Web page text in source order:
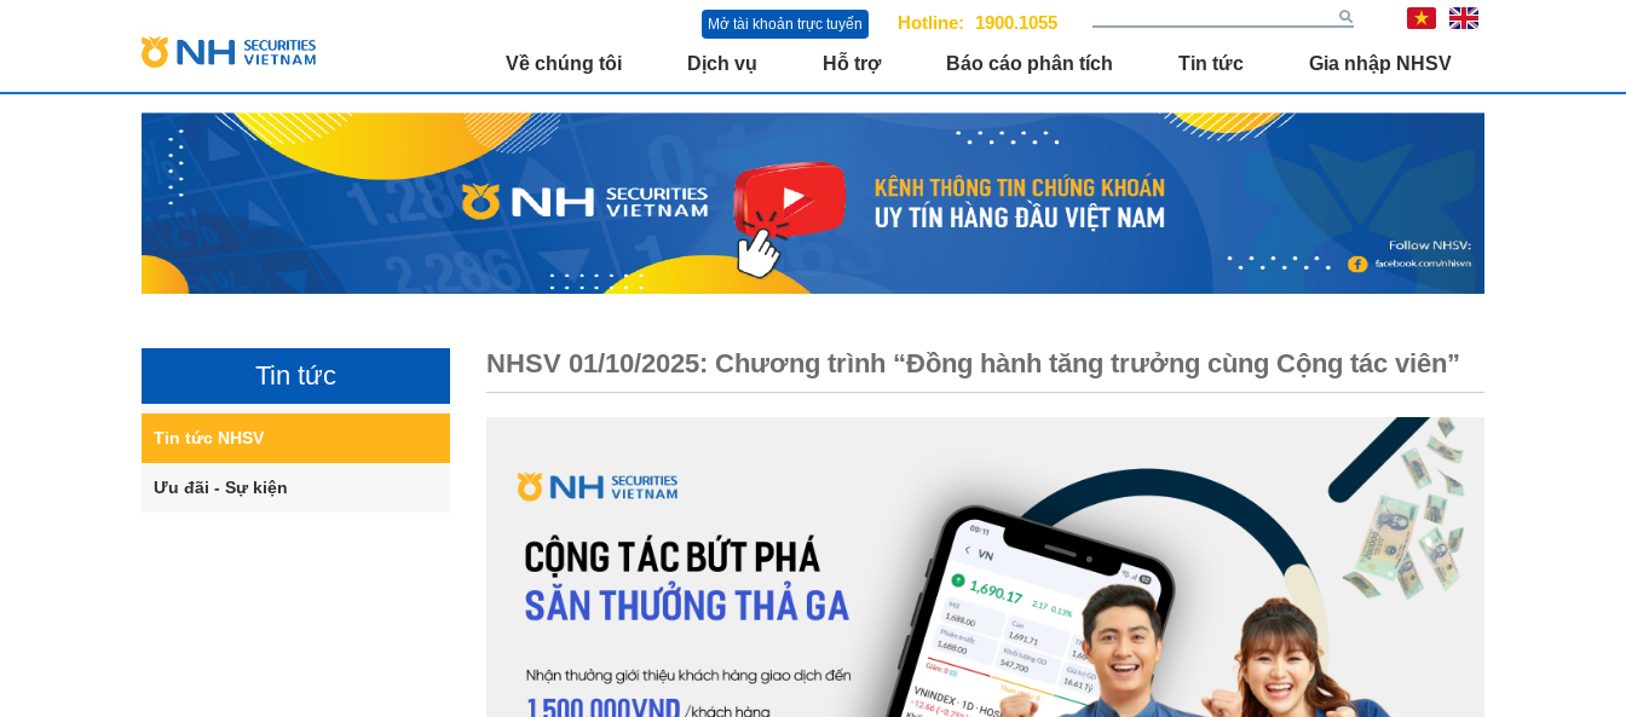
Mở tài khoản trực tuyến Hotline:
1900.1055
Về chúng tôi
Dịch vụ Hỗ trợ Báo cáo phân tích Tin tức Gia nhập NHSV
Tin tức
Tin tức NHSV
Ưu đãi - Sự kiện
NHSV 01/10/2025: Chương trình “Đồng hành tăng trưởng cùng Cộng tác viên”